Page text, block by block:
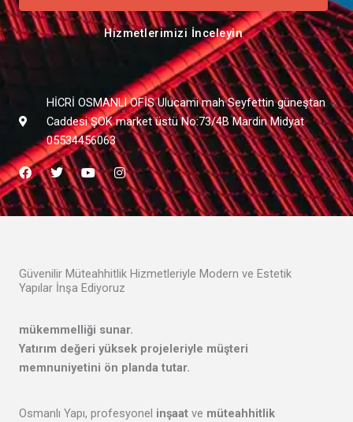
Hizmetlerimizi İnceleyin
HİCRİ OSMANLI OFİS Ulucami mah Seyfettin güneştan
Caddesi ŞOK market üstü No:73/4B Mardin Midyat
05534456063
F
a
c
e
b
T
w
i
t
t
Y
o
u
t
u
I
n
s
t
a
m
Güvenilir Müteahhitlik Hizmetleriyle Modern ve Estetik
Yapılar İnşa Ediyoruz
mükemmelliği sunar.
Yatırım değeri yüksek projeleriyle müşteri
memnuniyetini ön planda tutar.
Osmanlı Yapı, profesyonel inşaat ve müteahhitlik